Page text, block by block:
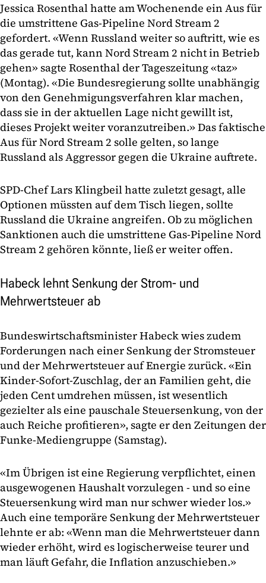
Jessica Rosenthal hatte am Wochenende ein Aus für
die umstrittene Gas-Pipeline Nord Stream 2
gefordert. «Wenn Russland weiter so auftritt, wie es
das gerade tut, kann Nord Stream 2 nicht in Betrieb
gehen» sagte Rosenthal der Tageszeitung «taz»
(Montag). «Die Bundesregierung sollte unabhängig
von den Genehmigungsverfahren klar machen,
dass sie in der aktuellen Lage nicht gewillt ist,
dieses Projekt weiter voranzutreiben.» Das faktische
Aus für Nord Stream 2 solle gelten, so lange
Russland als Aggressor gegen die Ukraine auftrete.
SPD-Chef Lars Klingbeil hatte zuletzt gesagt, alle
Optionen müssten auf dem Tisch liegen, sollte
Russland die Ukraine angreifen. Ob zu möglichen
Sanktionen auch die umstrittene Gas-Pipeline Nord
Stream 2 gehören könnte, ließ er weiter offen.
Habeck lehnt Senkung der Strom- und
Mehrwertsteuer ab
Bundeswirtschaftsminister Habeck wies zudem
Forderungen nach einer Senkung der Stromsteuer
und der Mehrwertsteuer auf Energie zurück. «Ein
Kinder-Sofort-Zuschlag, der an Familien geht, die
jeden Cent umdrehen müssen, ist wesentlich
gezielter als eine pauschale Steuersenkung, von der
auch Reiche profitieren», sagte er den Zeitungen der
Funke-Mediengruppe (Samstag).
«Im Übrigen ist eine Regierung verpflichtet, einen
ausgewogenen Haushalt vorzulegen - und so eine
Steuersenkung wird man nur schwer wieder los.»
Auch eine temporäre Senkung der Mehrwertsteuer
lehnte er ab: «Wenn man die Mehrwertsteuer dann
wieder erhöht, wird es logischerweise teurer und
man läuft Gefahr, die Inflation anzuschieben.»